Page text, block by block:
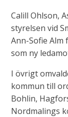
Calill Ohlson,
styrelsen vid
Ann-Sofie Alm
som ny
I övrigt
kommun till
Bohlin,
Nordmalings